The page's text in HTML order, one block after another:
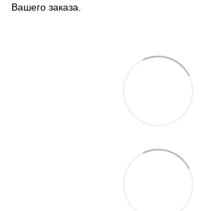
Вашего заказа.